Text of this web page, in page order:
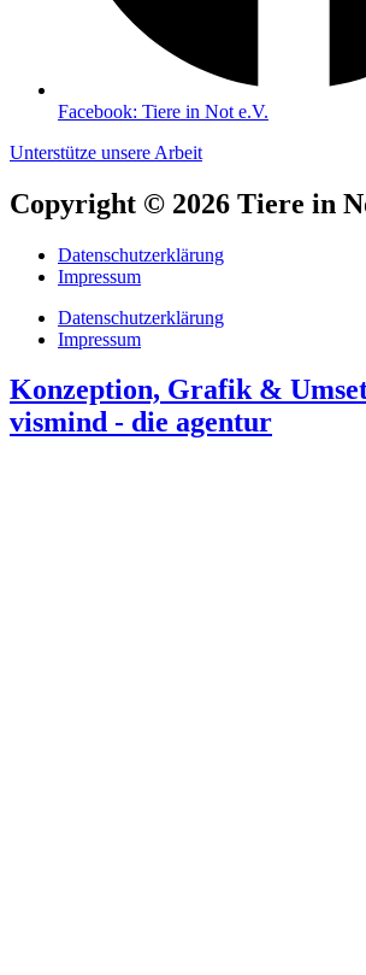
Facebook: Tiere in Not e.V.
Unterstütze unsere Arbeit
Copyright © 2026 Tiere in
Datenschutzerklärung
Impressum
Datenschutzerklärung
Impressum
Konzeption, Grafik &
vismind - die agentur